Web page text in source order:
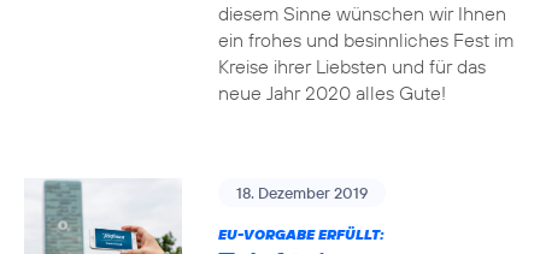
diesem Sinne wünschen wir Ihnen
ein frohes und besinnliches Fest im
Kreise ihrer Liebsten und für das
neue Jahr 2020 alles Gute!
18. Dezember 2019
EU-VORGABE ERFÜLLT: